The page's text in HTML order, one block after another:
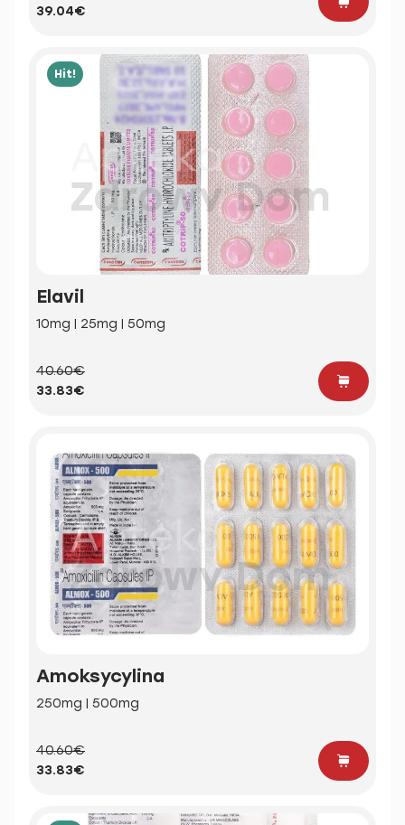
39.04€
Hit!
Elavil
10mg | 25mg | 50mg
40.60€
33.83€
Amoksycylina
250mg | 500mg
40.60€
33.83€